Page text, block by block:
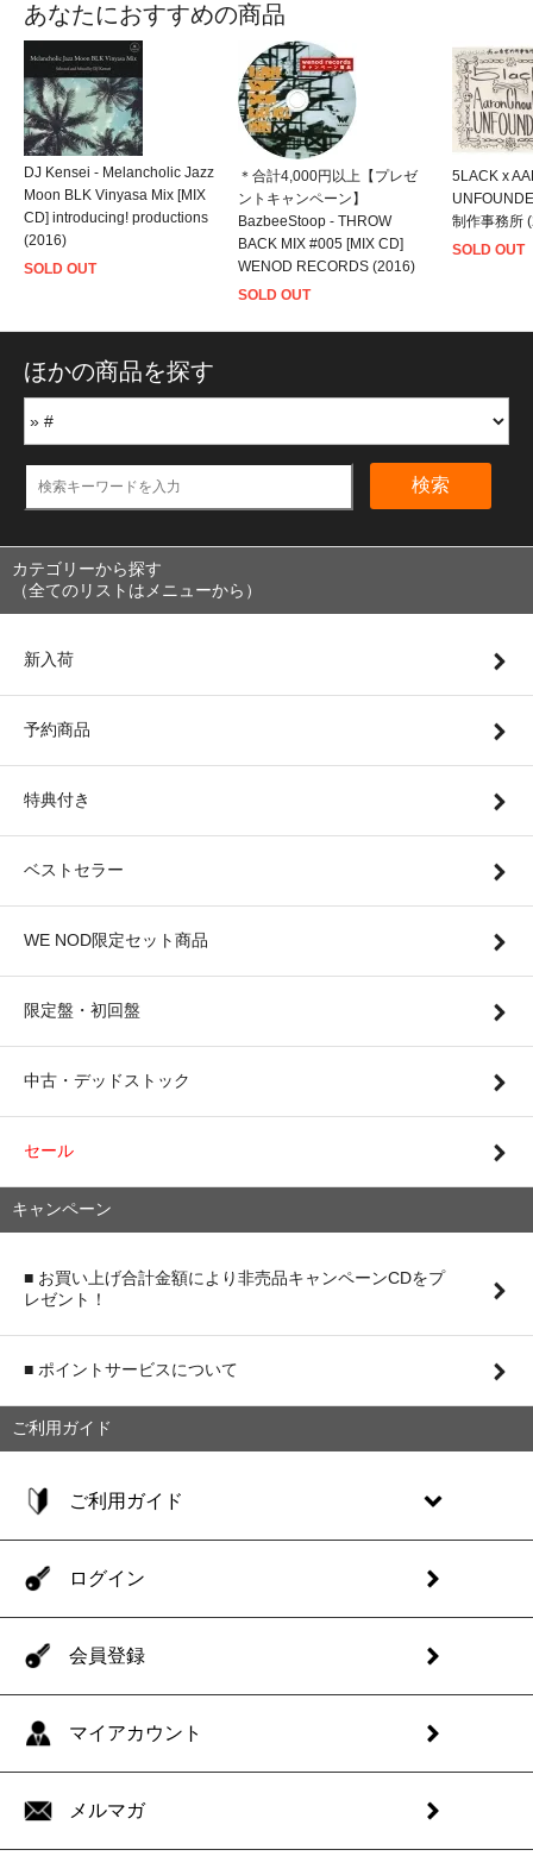
あなたにおすすめの商品
DJ Kensei - Melancholic Jazz
Moon BLK Vinyasa Mix [MIX
CD] introducing! productions
(2016)
SOLD OUT
＊合計4,000円以上【プレゼ
ントキャンペーン】
BazbeeStoop - THROW
BACK MIX #005 [MIX CD]
WENOD RECORDS (2016)
SOLD OUT
5LACK x
制作事務所
SOLD OUT
ほかの商品を探す
検索
カテゴリーから探す
（全てのリストはメニューから）
新入荷
予約商品
特典付き
ベストセラー
WE NOD限定セット商品
限定盤・初回盤
中古・デッドストック
セール
キャンペーン
■ お買い上げ合計金額により非売品キャンペーンCDをプ
レゼント！
■ ポイントサービスについて
ご利用ガイド
ご利用ガイド
ログイン
会員登録
マイアカウント
メルマガ